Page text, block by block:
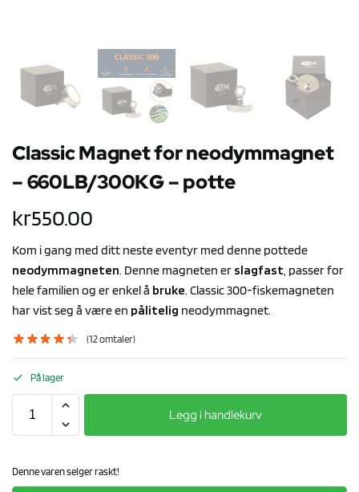
Classic Magnet for neodymmagnet
– 660LB/300KG – potte
kr550.00
Kom i gang med ditt neste eventyr med denne pottede
neodymmagneten. Denne magneten er slagfast, passer for
hele familien og er enkel å bruke. Classic 300-fiskemagneten
har vist seg å være en pålitelig neodymmagnet.
(12omtaler)
På lager
Legg i handlekurv
Denne varen selger raskt!